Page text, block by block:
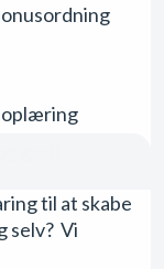
oplæring
godt
for din
til at skabe
selv? Vi